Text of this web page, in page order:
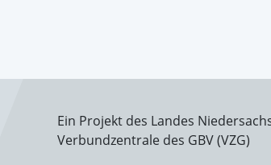
Ein Projekt des Landes
Verbundzentrale des GBV (VZG)